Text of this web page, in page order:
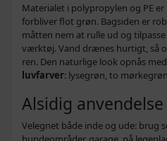
Materialet i polypropylen og PE er
forbliver flot grøn. Bagsiden er
måtten nem at rulle ud og
værktøj. Vand drænes hurtigt, så
ren. Den naturlige look opnås
luvfarver: lysegrøn, to
Alsidig anvendelse
Velegnet både inde og ude: brug
Kunstgræs i PP & PE -
bestandig rulle
Kunstgræs 800 × 100 × 4
og UV-bestandigt
Kunstgræs 1000 × 100 × 3
UV‑bestandig PP & PE